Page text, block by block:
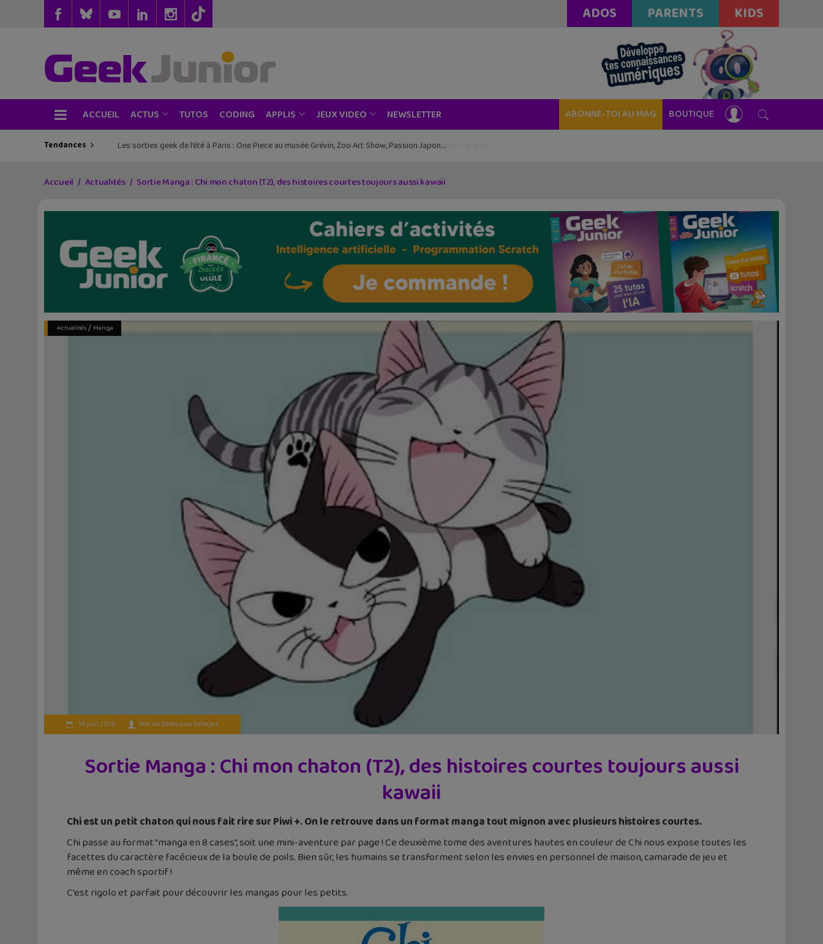
ADOS PARENTS KIDS
ACCUEIL ACTUS TUTOS CODING APPLIS JEUX VIDEO NEWSLETTER ABONNE-TOI AU MAG BOUTIQUE
Tendances Les sorties geek de l’été à Paris : One Piece au musée Grévin, Zoo Art Show, Passion Japon…
Accueil Actualités Sortie Manga : Chi mon chaton (T2), des histoires courtes toujours aussi kawaii
Actualités/ Manga
18 juin 2019 Mariel Balbuena Vallejos
Sortie Manga : Chi mon chaton (T2), des histoires courtes toujours aussi
kawaii
Chi est un petit chaton qui nous fait rire sur Piwi +. On le retrouve dans un format manga tout mignon avec plusieurs histoires courtes.
Chi passe au format “manga en 8 cases”, soit une mini-aventure par page ! Ce deuxième tome des aventures hautes en couleur de Chi nous expose toutes les
facettes du caractère facécieux de la boule de poils. Bien sûr, les humains se transforment selon les envies en personnel de maison, camarade de jeu et
même en coach sportif !
C’est rigolo et parfait pour découvrir les mangas pour les petits.